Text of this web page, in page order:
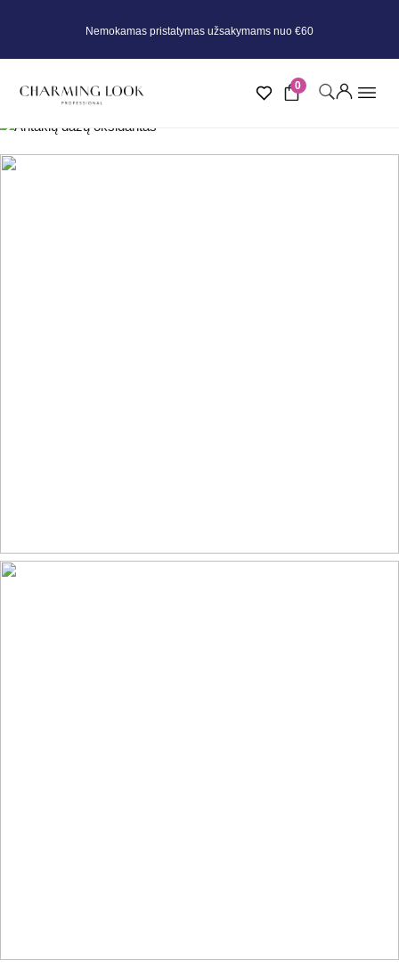
Nemokamas pristatymas užsakymams nuo €60
0